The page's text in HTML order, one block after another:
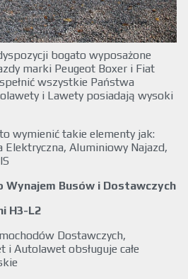
bogato wyposażone
marki Peugeot Boxer i Fiat
wszystkie Państwa
i Lawety posiadają wysoki
wymienić takie elementy jak:
Elektryczna, Aluminiowy Najazd,
Busów i Dostawczych
H3-L2
Dostawczych,
i Autolawet obsługuje całe